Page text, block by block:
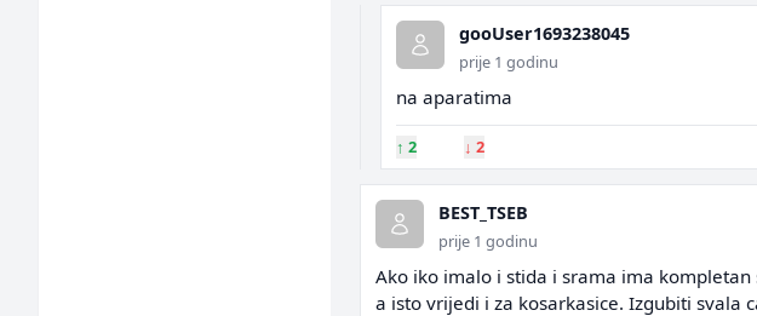
gooUser1693238045
prije 1 godinu
na aparatima
↑ 2 ↓ 2
BEST_TSEB
prije 1 godinu
Ako iko imalo i stida i srama ima
a isto vrijedi i za kosarkasice. Izgubiti svala